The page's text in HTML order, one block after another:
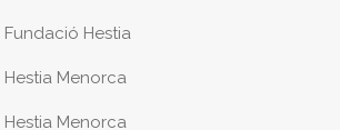
Fundació Hestia
Hestia Menorca
Hestia Menorca